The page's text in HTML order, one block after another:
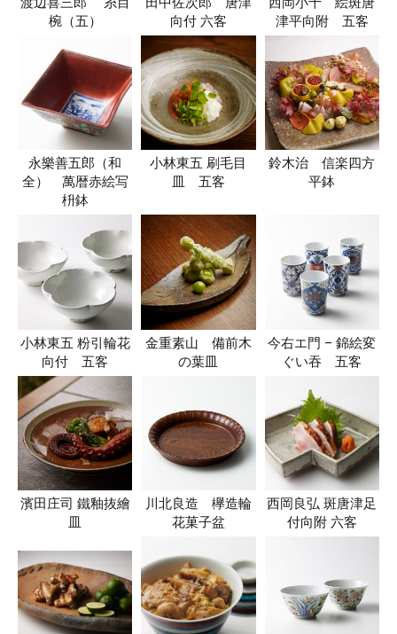
椀（五）
向付 六客
津平向附 五客
永樂善五郎（和
全） 萬暦赤絵写
枡鉢
小林東五 刷毛目
皿 五客
鈴木治 信楽四方
平鉢
小林東五 粉引輪花
向付 五客
金重素山 備前木
の葉皿
今右エ門 – 錦絵変
ぐい吞 五客
濱田庄司 鐵釉抜繪
皿
川北良造 欅造輪
花菓子盆
西岡良弘 斑唐津足
付向附 六客